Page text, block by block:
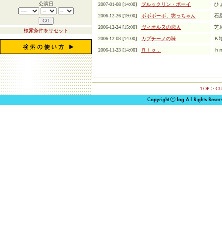
公演日
検索条件をリセット
2007-01-08 [14:00] ブルックリン・ボーイ ひ
2006-12-26 [19:00] ボボボーボ、坊っちゃん 石
2006-12-24 [15:00] ヴィオルヌの恋人 芝
2006-12-03 [14:00] カプチーノの味 Ｋ
2006-11-23 [14:00] Ｒｉｏ． ｈ
TOP >